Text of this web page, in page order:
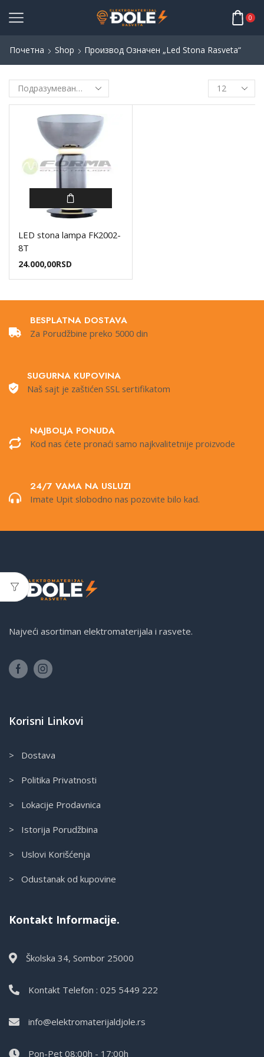
0
Почетна Shop Производ Oзначен „led Stona Rasveta“
LED stona lampa FK2002-
8T
24.000,00RSD
BESPLATNA DOSTAVA
Za Porudžbine preko 5000 din
SUGURNA KUPOVINA
Naš sajt je zaštićen SSL sertifikatom
NAJBOLJA PONUDA
Kod nas ćete pronaći samo najkvalitetnije proizvode
24/7 VAMA NA USLUZI
Imate Upit slobodno nas pozovite bilo kad.
Najveći asortiman elektromaterijala i rasvete.
Korisni Linkovi
> Dostava
> Politika Privatnosti
> Lokacije Prodavnica
> Istorija Porudžbina
> Uslovi Korišćenja
> Odustanak od kupovine
Kontakt Informacije.
Školska 34, Sombor 25000
Kontakt Telefon : 025 5449 222
info@elektromaterijaldjole.rs
Pon-Pet 08:00h - 17:00h